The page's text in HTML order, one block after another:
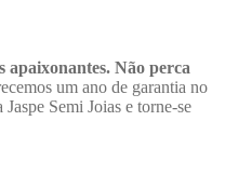
apaixonantes. Não perca
um ano de garantia no
Semi Joias e torne-se